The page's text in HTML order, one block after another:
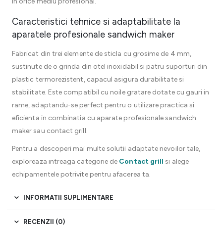
Caracteristici tehnice si adaptabilitate la
aparatele profesionale sandwich maker
Fabricat din trei elemente de sticla cu grosime de 4 mm,
sustinute de o grinda din otel inoxidabil si patru suporturi din
plastic termorezistent, capacul asigura durabilitate si
stabilitate. Este compatibil cu noile gratare dotate cu gauri in
rame, adaptandu-se perfect pentru o utilizare practica si
eficienta in combinatia cu aparate profesionale sandwich
maker sau contact grill.
Pentru a descoperi mai multe solutii adaptate nevoilor tale,
exploreaza intreaga categorie de Contact grill si alege
echipamentele potrivite pentru afacerea ta.
INFORMATII SUPLIMENTARE
RECENZII (0)